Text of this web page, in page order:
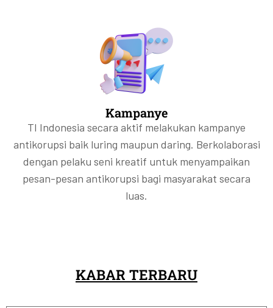
Kampanye
TI Indonesia secara aktif melakukan kampanye
antikorupsi baik luring maupun daring. Berkolaborasi
dengan pelaku seni kreatif untuk menyampaikan
pesan-pesan antikorupsi bagi masyarakat secara
luas.
KABAR TERBARU